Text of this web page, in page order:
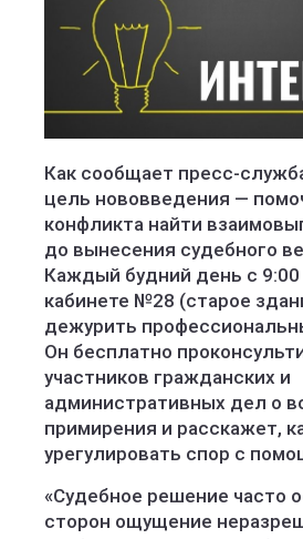
Как сообщает пресс-
цель нововведения —
конфликта найти
до вынесения судебного
Каждый будний день с 9:00
кабинете №28 (старое
дежурить
Он бесплатно
участников гражданских и
административных дел о
примирения и расскажет,
урегулировать спор с
«Судебное решение часто
сторон ощущение